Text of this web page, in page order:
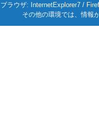
ブラウザ: InternetExplorer7 /
その他の環境では、情報